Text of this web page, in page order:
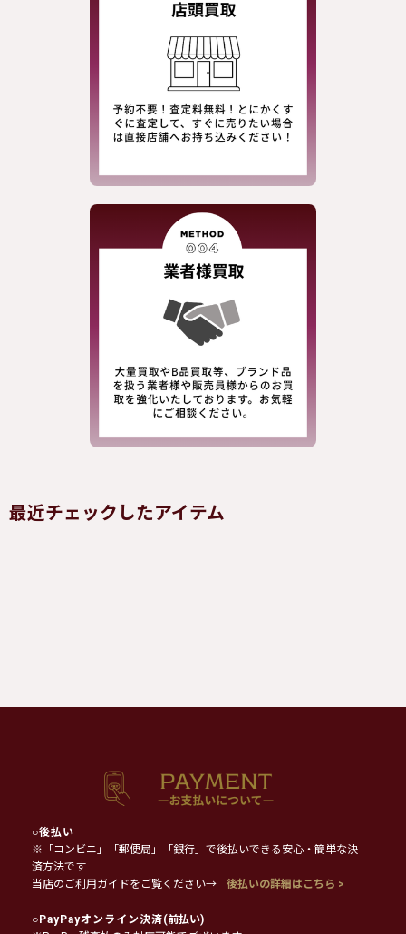
最近チェックしたアイテム
○後払い
※「コンビニ」「郵便局」「銀行」で後払いできる安心・簡単な決
済方法です
当店のご利用ガイドをご覧ください→
後払いの詳細はこちら >
○PayPayオンライン決済(前払い)